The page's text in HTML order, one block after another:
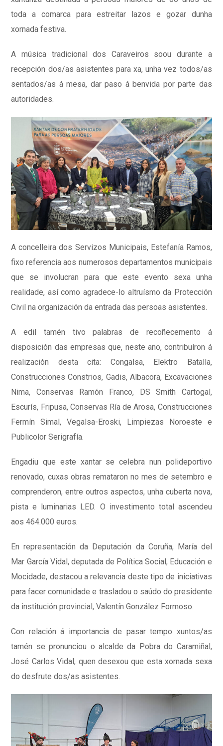
toda a comarca para estreitar lazos e gozar dunha
xornada festiva.
A música tradicional dos Caraveiros soou durante a
recepción dos/as asistentes para xa, unha vez todos/as
sentados/as á mesa, dar paso á benvida por parte das
autoridades.
A concelleira dos Servizos Municipais, Estefanía Ramos,
fixo referencia aos numerosos departamentos municipais
que se involucran para que este evento sexa unha
realidade, así como agradece-lo altruísmo da Protección
Civil na organización da entrada das persoas asistentes.
A edil tamén tivo palabras de recoñecemento á
disposición das empresas que, neste ano, contribuíron á
realización desta cita: Congalsa, Elektro Batalla,
Construcciones Constrios, Gadis, Albacora, Excavaciones
Nima, Conservas Ramón Franco, DS Smith Cartogal,
Escurís, Fripusa, Conservas Ría de Arosa, Construcciones
Fermín Simal, Vegalsa-Eroski, Limpiezas Noroeste e
Publicolor Serigrafía.
Engadiu que este xantar se celebra nun polideportivo
renovado, cuxas obras remataron no mes de setembro e
comprenderon, entre outros aspectos, unha cuberta nova,
pista e luminarias LED. O investimento total ascendeu
aos 464.000 euros.
En representación da Deputación da Coruña, María del
Mar García Vidal, deputada de Política Social, Educación e
Mocidade, destacou a relevancia deste tipo de iniciativas
para facer comunidade e trasladou o saúdo do presidente
da institución provincial, Valentín González Formoso.
Con relación á importancia de pasar tempo xuntos/as
tamén se pronunciou o alcalde da Pobra do Caramiñal,
José Carlos Vidal, quen desexou que esta xornada sexa
do desfrute dos/as asistentes.